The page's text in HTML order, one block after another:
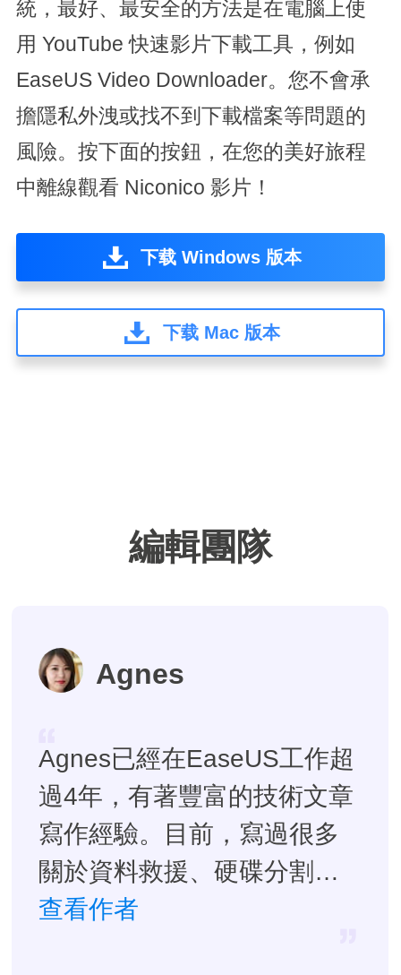
統，最好、最安全的方法是在電腦上使
用 YouTube 快速影片下載工具，例如
EaseUS Video Downloader。您不會承
擔隱私外洩或找不到下載檔案等問題的
風險。按下面的按鈕，在您的美好旅程
中離線觀看 Niconico 影片！
下载 Windows 版本
下载 Mac 版本
編輯團隊
Agnes
Agnes已經在EaseUS工作超
過4年，有著豐富的技術文章
寫作經驗。目前，寫過很多
關於資料救援、硬碟分割管
理或備份還原相關文章，希
查看作者